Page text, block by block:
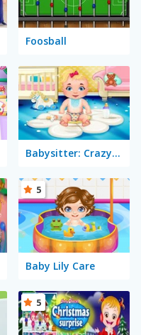
Foosball
Babysitter: Crazy Daycare
Baby Lily Care
5
5